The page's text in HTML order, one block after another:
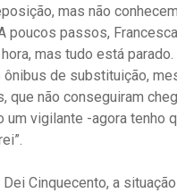
mas não
poucos passos,
mas tudo está
de substituição,
que não conseguiram
um vigilante -agora tenho
Cinquecento, a